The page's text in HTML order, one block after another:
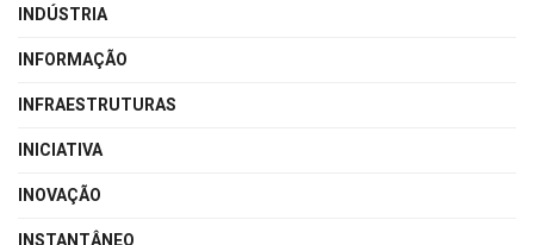
INDÚSTRIA
INFORMAÇÃO
INFRAESTRUTURAS
INICIATIVA
INOVAÇÃO